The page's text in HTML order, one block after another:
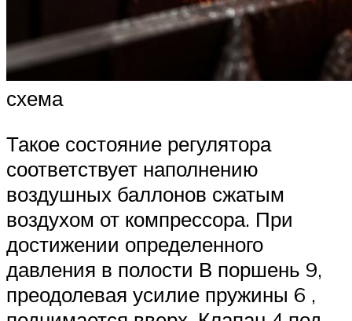
схема
Такое состояние регулятора
соответствует наполнению
воздушных баллонов сжатым
воздухом от компрессора. При
достижении определенного
давления в полости В поршень 9,
преодолевая усилие пружины 6 ,